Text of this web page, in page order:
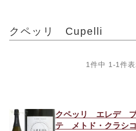
クペッリ Cupelli
1 件中 1 -1件
クペッリ エレデ
テ メトド・クラシ